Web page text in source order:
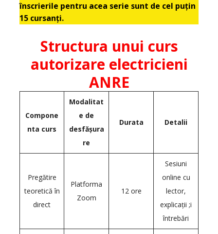
înscrierile pentru acea serie sunt de cel puțin
15 cursanți.
Structura unui curs
autorizare electricieni
ANRE
Compone
nta curs
Modalitat
e de
desfășura
re
Durata Detalii
Pregătire
teoretică în
direct
Platforma
Zoom
12 ore
Sesiuni
online cu
lector,
explicații ;i
întrebări